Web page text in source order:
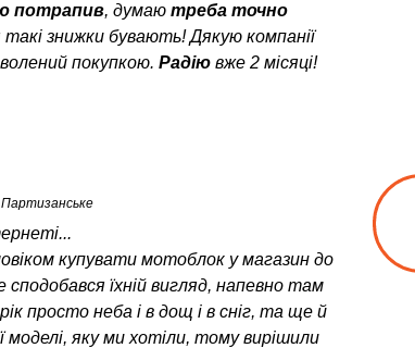
купувати мотоблок у магазин до
сподобався їхній вигляд, напевно там
просто неба і в дощ і в сніг, та ще й
моделі, яку ми хотіли, тому вирішили
Партизанське
потрапив, думаю треба точно
знижки бувають! Дякую компанії
покупкою. Радію вже 2 місяці!